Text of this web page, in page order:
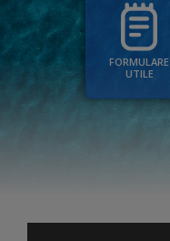
FORMULARE
UTILE